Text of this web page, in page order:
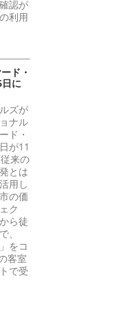
認が
利用
ド・
に
ズが
ナル
ド・
が11
来の
とは
用し
の価
ク
ら徒
、
をコ
客室
で受